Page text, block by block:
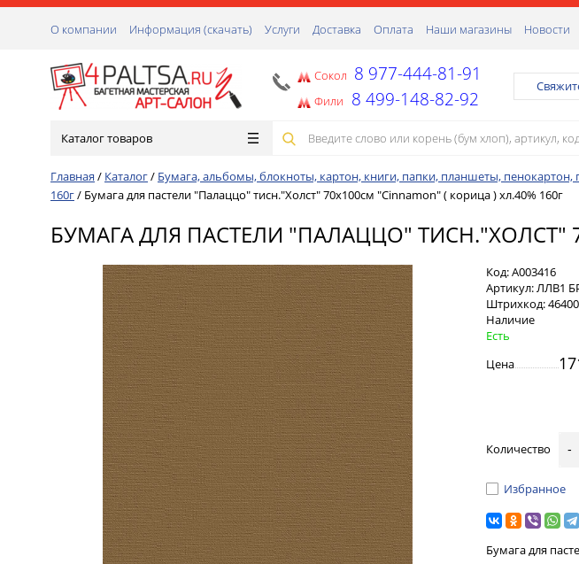
О компании Информация (скачать) Услуги Доставка Оплата Наши магазины Новости
Сокол 8 977-444-81-91
Фили 8 499-148-82-92
Каталог товаров
Главная / Каталог/ Бумага, альбомы, блокноты, картон, книги, папки, планшеты, пенокартон,
160г/ Бумага для пастели "Палаццо" тисн."Холст" 70х100см "Cinnamon" ( корица ) хл.40% 160г
БУМАГА ДЛЯ ПАСТЕЛИ "ПАЛАЦЦО" ТИСН."ХОЛСТ"
Код:А003416
Артикул: ЛЛВ1
Штрихкод:
Наличие
Есть
Цена
Количество -
Избранное
Бумага для